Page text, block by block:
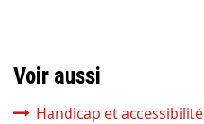
Voir aussi
Handicap et accessibilité